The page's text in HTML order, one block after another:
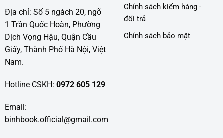
Địa chỉ: Số 5 ngách 20, ngõ
1 Trần Quốc Hoàn, Phường
Dịch Vọng Hậu, Quận Cầu
Giấy, Thành Phố Hà Nội, Việt
Nam.
Hotline CSKH: 0972 605 129
Email:
binhbook.official@gmail.com
Chính sách kiểm hàng -
đổi trả
Chính sách bảo mật